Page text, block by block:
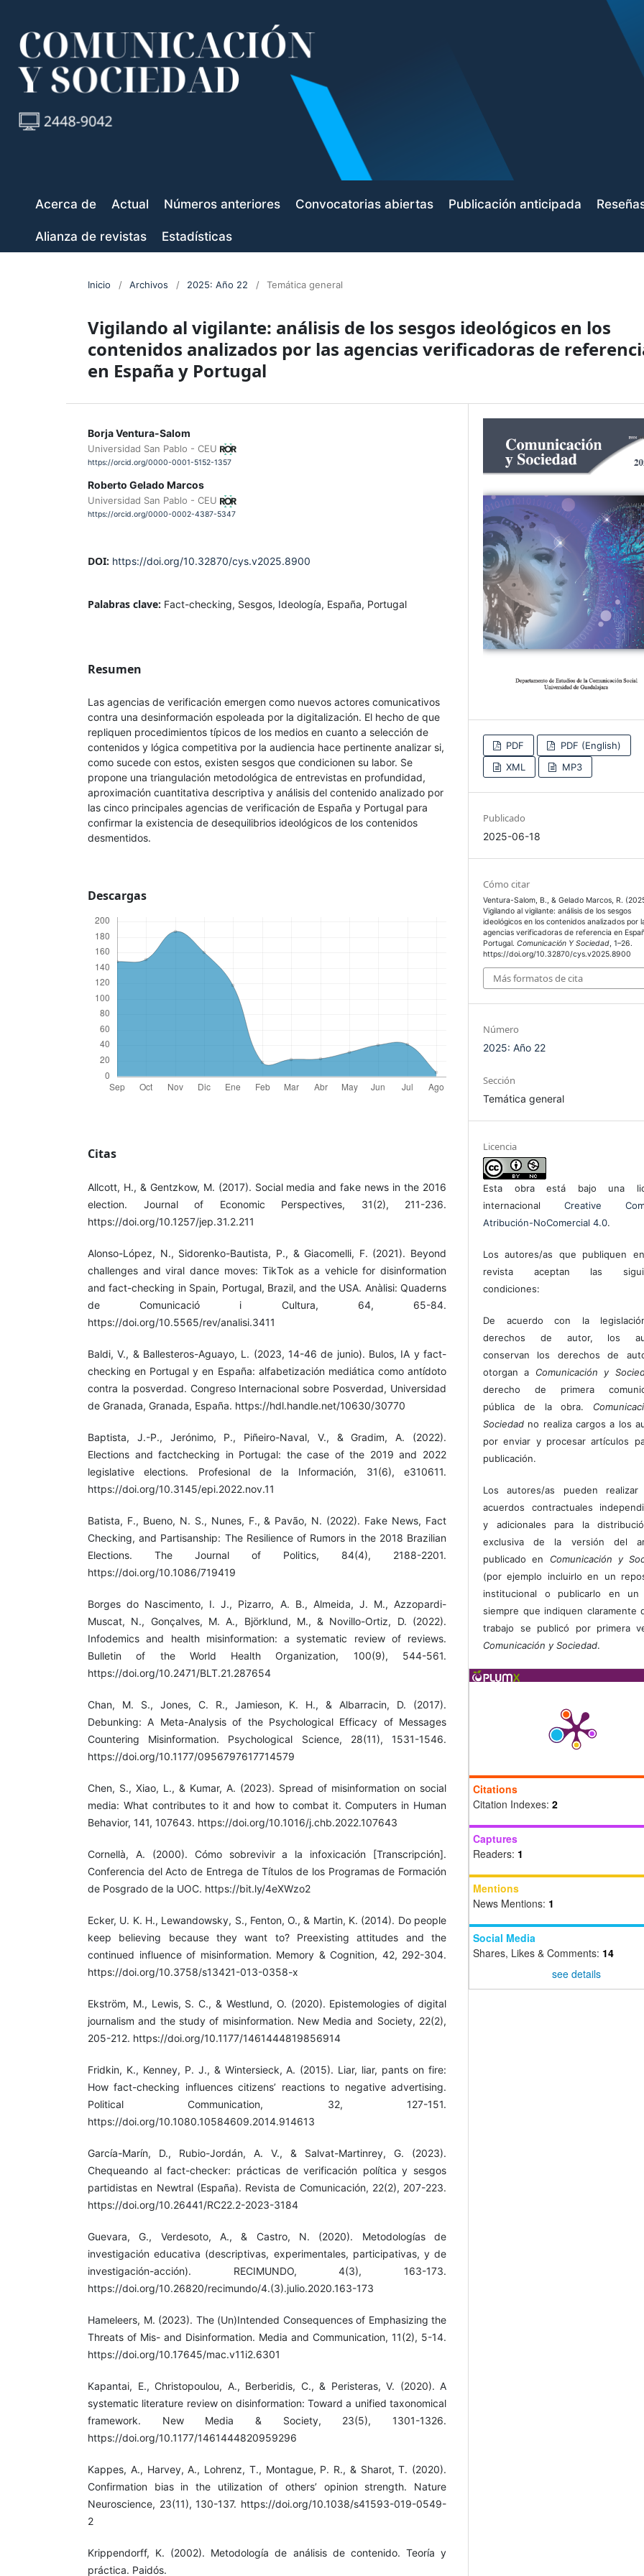
Acerca de Actual Números anteriores Convocatorias abiertas Publicación anticipada
Alianza de revistas Estadísticas
Inicio / Archivos / 2025: Año 22 / Temática general
Vigilando al vigilante: análisis de los sesgos ideológicos en los
contenidos analizados por las agencias verificadoras de
en España y Portugal
Borja Ventura-Salom
Universidad San Pablo - CEU
https://orcid.org/0000-0001-5152-1357
Roberto Gelado Marcos
Universidad San Pablo - CEU
https://orcid.org/0000-0002-4387-5347
DOI: https://doi.org/10.32870/cys.v2025.8900
Palabras clave: Fact-checking, Sesgos, Ideología, España, Portugal
Resumen
Las agencias de verificación emergen como nuevos actores comunicativos
contra una desinformación espoleada por la digitalización. El hecho de que
repliquen procedimientos típicos de los medios en cuanto a selección de
contenidos y lógica competitiva por la audiencia hace pertinente analizar si,
como sucede con estos, existen sesgos que condicionen su labor. Se
propone una triangulación metodológica de entrevistas en profundidad,
aproximación cuantitativa descriptiva y análisis del contenido analizado por
las cinco principales agencias de verificación de España y Portugal para
confirmar la existencia de desequilibrios ideológicos de los contenidos
desmentidos.
Descargas
Citas
Allcott, H., & Gentzkow, M. (2017). Social media and fake news in the 2016
election. Journal of Economic Perspectives, 31(2), 211-236.
https://doi.org/10.1257/jep.31.2.211
Alonso-López, N., Sidorenko-Bautista, P., & Giacomelli, F. (2021). Beyond
challenges and viral dance moves: TikTok as a vehicle for disinformation
and fact-checking in Spain, Portugal, Brazil, and the USA. Anàlisi: Quaderns
de Comunicació i Cultura, 64, 65-84.
https://doi.org/10.5565/rev/analisi.3411
Baldi, V., & Ballesteros-Aguayo, L. (2023, 14-46 de junio). Bulos, IA y fact-
checking en Portugal y en España: alfabetización mediática como antídoto
contra la posverdad. Congreso Internacional sobre Posverdad, Universidad
de Granada, Granada, España. https://hdl.handle.net/10630/30770
Baptista, J.-P., Jerónimo, P., Piñeiro-Naval, V., & Gradim, A. (2022).
Elections and factchecking in Portugal: the case of the 2019 and 2022
legislative elections. Profesional de la Información, 31(6), e310611.
https://doi.org/10.3145/epi.2022.nov.11
Batista, F., Bueno, N. S., Nunes, F., & Pavão, N. (2022). Fake News, Fact
Checking, and Partisanship: The Resilience of Rumors in the 2018 Brazilian
Elections. The Journal of Politics, 84(4), 2188-2201.
https://doi.org/10.1086/719419
Borges do Nascimento, I. J., Pizarro, A. B., Almeida, J. M., Azzopardi-
Muscat, N., Gonçalves, M. A., Björklund, M., & Novillo-Ortiz, D. (2022).
Infodemics and health misinformation: a systematic review of reviews.
Bulletin of the World Health Organization, 100(9), 544-561.
https://doi.org/10.2471/BLT.21.287654
Chan, M. S., Jones, C. R., Jamieson, K. H., & Albarracin, D. (2017).
Debunking: A Meta-Analysis of the Psychological Efficacy of Messages
Countering Misinformation. Psychological Science, 28(11), 1531-1546.
https://doi.org/10.1177/0956797617714579
Chen, S., Xiao, L., & Kumar, A. (2023). Spread of misinformation on social
media: What contributes to it and how to combat it. Computers in Human
Behavior, 141, 107643. https://doi.org/10.1016/j.chb.2022.107643
Cornellà, A. (2000). Cómo sobrevivir a la infoxicación [Transcripción].
Conferencia del Acto de Entrega de Títulos de los Programas de Formación
de Posgrado de la UOC. https://bit.ly/4eXWzo2
Ecker, U. K. H., Lewandowsky, S., Fenton, O., & Martin, K. (2014). Do people
keep believing because they want to? Preexisting attitudes and the
continued influence of misinformation. Memory & Cognition, 42, 292-304.
https://doi.org/10.3758/s13421-013-0358-x
Ekström, M., Lewis, S. C., & Westlund, O. (2020). Epistemologies of digital
journalism and the study of misinformation. New Media and Society, 22(2),
205-212. https://doi.org/10.1177/1461444819856914
Fridkin, K., Kenney, P. J., & Wintersieck, A. (2015). Liar, liar, pants on fire:
How fact-checking influences citizens’ reactions to negative advertising.
Political Communication, 32, 127-151.
https://doi.org/10.1080.10584609.2014.914613
García-Marín, D., Rubio-Jordán, A. V., & Salvat-Martinrey, G. (2023).
Chequeando al fact-checker: prácticas de verificación política y sesgos
partidistas en Newtral (España). Revista de Comunicación, 22(2), 207-223.
https://doi.org/10.26441/RC22.2-2023-3184
Guevara, G., Verdesoto, A., & Castro, N. (2020). Metodologías de
investigación educativa (descriptivas, experimentales, participativas, y de
investigación-acción). RECIMUNDO, 4(3), 163-173.
https://doi.org/10.26820/recimundo/4.(3).julio.2020.163-173
Hameleers, M. (2023). The (Un)Intended Consequences of Emphasizing the
Threats of Mis- and Disinformation. Media and Communication, 11(2), 5-14.
https://doi.org/10.17645/mac.v11i2.6301
Kapantai, E., Christopoulou, A., Berberidis, C., & Peristeras, V. (2020). A
systematic literature review on disinformation: Toward a unified taxonomical
framework. New Media & Society, 23(5), 1301-1326.
https://doi.org/10.1177/1461444820959296
Kappes, A., Harvey, A., Lohrenz, T., Montague, P. R., & Sharot, T. (2020).
Confirmation bias in the utilization of others’ opinion strength. Nature
Neuroscience, 23(11), 130-137. https://doi.org/10.1038/s41593-019-0549-
2
Krippendorff, K. (2002). Metodología de análisis de contenido. Teoría y
práctica. Paidós.
PDF
PDF (English)
XML
MP3
Publicado
2025-06-18
Cómo citar
Ventura-Salom, B., & Gelado Marcos, R.
Vigilando al vigilante: análisis de los sesgos
ideológicos en los contenidos analizados por
agencias verificadoras de referencia en
Portugal.Comunicación Y Sociedad, 1–26.
https://doi.org/10.32870/cys.v2025.8900
Más formatos de cita
Número
2025: Año 22
Sección
Temática general
Licencia
Esta obra está bajo una
internacional Creative
Atribución-NoComercial 4.0.
Los autores/as que publiquen
revista aceptan las
condiciones:
De acuerdo con la
derechos de autor, los
conservan los derechos de
otorgan a Comunicación y
derecho de primera
pública de la obra.
Sociedad no realiza cargos a los
por enviar y procesar artículos
publicación.
Los autores/as pueden realizar
acuerdos contractuales
y adicionales para la
exclusiva de la versión del
publicado en Comunicación y
(por ejemplo incluirlo en un
institucional o publicarlo en un
siempre que indiquen claramente
trabajo se publicó por primera
Comunicación y Sociedad.
Citations
Citation Indexes: 2
Captures
Readers: 1
Mentions
News Mentions: 1
Social Media
Shares, Likes & Comments: 14
see details